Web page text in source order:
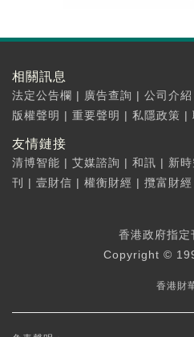
相關訊息
法定公告欄 | 廣告查詢 | 公司介紹
版權聲明 | 重要聲明 | 私隱政策 |
友情鏈接
清博智能 | 艾媒諮詢 | 和訊 | 新
刊
| 壹財信 | 權衡財經 | 攬富財經
香港政府指
Copyright ©
香港財